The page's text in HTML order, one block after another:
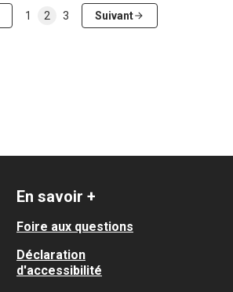
1 2 3 Suivant
En savoir +
Foire aux questions
Déclaration
d'accessibilité